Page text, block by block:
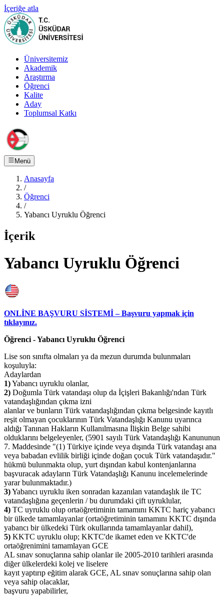
İçeriğe atla
Üniversitemiz
Akademik
Araştırma
Öğrenci
Kalite
Aday
Toplumsal Katkı
Menü
Anasayfa
/
Öğrenci
/
Yabancı Uyruklu Öğrenci
İçerik
Yabancı Uyruklu Öğrenci
ONLİNE BAŞVURU SİSTEMİ – Başvuru yapmak için
tıklayınız.
Öğrenci - Yabancı Uyruklu Öğrenci
Lise son sınıfta olmaları ya da mezun durumda bulunmaları
koşuluyla:
Adaylardan
1)Yabancı uyruklu olanlar,
2) Doğumla Türk vatandaşı olup da İçişleri Bakanlığı'ndan Türk
vatandaşlığından çıkma izni
alanlar ve bunların Türk vatandaşlığından çıkma belgesinde kayıtlı
reşit olmayan çocuklarının Türk Vatandaşlığı Kanunu uyarınca
aldığı Tanınan Hakların Kullanılmasına İlişkin Belge sahibi
olduklarını belgeleyenler, (5901 sayılı Türk Vatandaşlığı Kanununun
7. Maddesinde "(1) Türkiye içinde veya dışında Türk vatandaşı ana
veya babadan evlilik birliği içinde doğan çocuk Türk vatandaşıdır."
hükmü bulunmakta olup, yurt dışından kabul kontenjanlarına
başvuracak adayların Türk Vatandaşlığı Kanunu incelemelerinde
yarar bulunmaktadır.)
3)Yabancı uyruklu iken sonradan kazanılan vatandaşlık ile TC
vatandaşlığına geçenlerin / bu durumdaki çift uyruklular,
4) TC uyruklu olup ortaöğretiminin tamamını KKTC hariç yabancı
bir ülkede tamamlayanlar (ortaöğretiminin tamamını KKTC dışında
yabancı bir ülkedeki Türk okullarında tamamlayanlar dahil),
5) KKTC uyruklu olup; KKTC'de ikamet eden ve KKTC'de
ortaöğrenimini tamamlayan GCE
AL sınav sonuçlarına sahip olanlar ile 2005-2010 tarihleri arasında
diğer ülkelerdeki kolej ve liselere
kayıt yaptırıp eğitim alarak GCE, AL sınav sonuçlarına sahip olan
veya sahip olacaklar,
başvuru yapabilirler,